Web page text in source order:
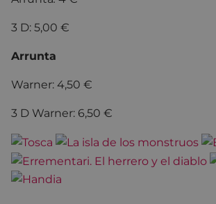
3 D: 5,00 €
Arrunta
Warner: 4,50 €
3 D Warner: 6,50 €